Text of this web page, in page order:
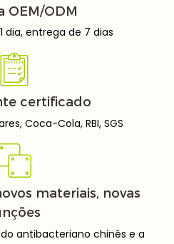
OEM/ODM
dia, entrega de 7 dias
certificado
Coca-Cola, RBI, SGS
materiais, novas
antibacteriano chinês e a